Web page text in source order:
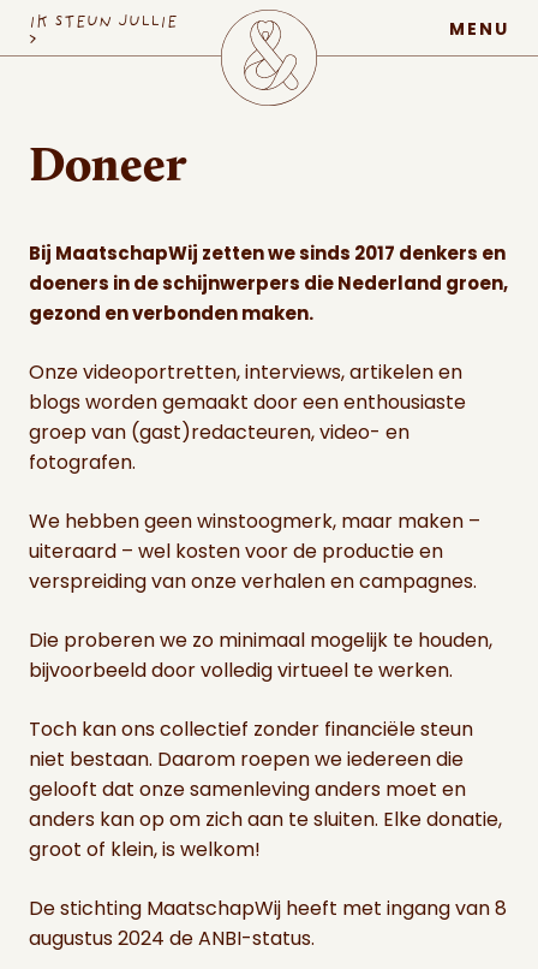
MaatschapWij
MENU
IK STEUN JULLIE
>
Doneer
Bij MaatschapWij zetten we sinds 2017 denkers en
doeners in de schijnwerpers die Nederland groen,
gezond en verbonden maken.
Onze videoportretten, interviews, artikelen en
blogs worden gemaakt door een enthousiaste
groep van (gast)redacteuren, video- en
fotografen.
We hebben geen winstoogmerk, maar maken –
uiteraard – wel kosten voor de productie en
verspreiding van onze verhalen en campagnes.
Die proberen we zo minimaal mogelijk te houden,
bijvoorbeeld door volledig virtueel te werken.
Toch kan ons collectief zonder financiële steun
niet bestaan. Daarom roepen we iedereen die
gelooft dat onze samenleving anders moet en
anders kan op om zich aan te sluiten. Elke donatie,
groot of klein, is welkom!
De stichting MaatschapWij heeft met ingang van 8
augustus 2024 de ANBI-status.